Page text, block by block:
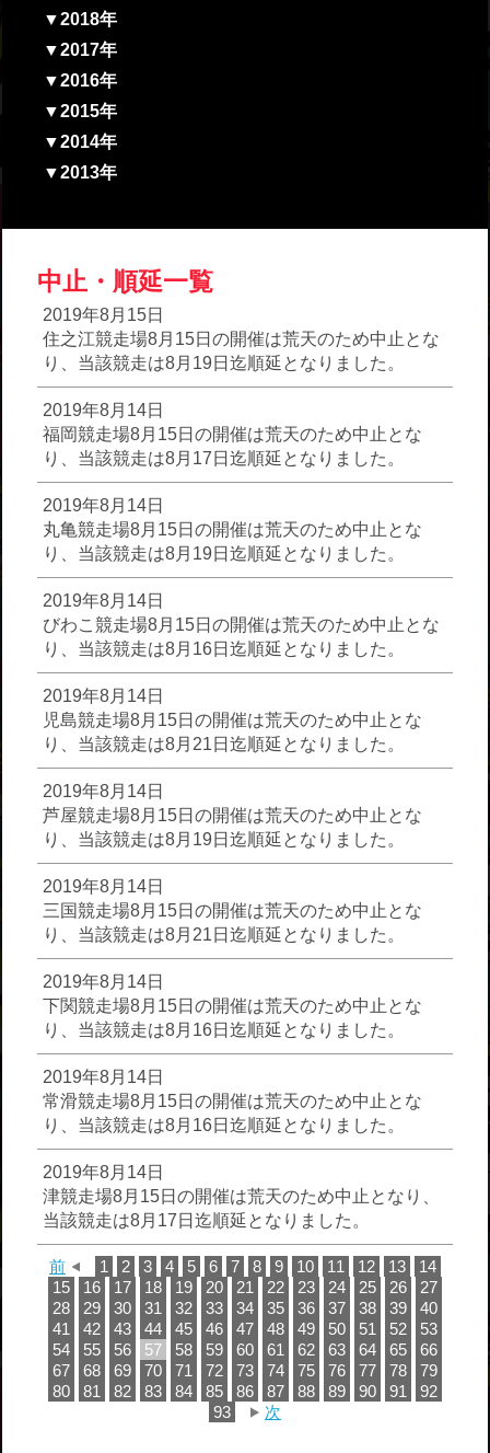
▼2018年
▼2017年
▼2016年
▼2015年
▼2014年
▼2013年
中止・順延一覧
2019年8月15日
住之江競走場8月15日の開催は荒天のため中止とな
り、当該競走は8月19日迄順延となりました。
2019年8月14日
福岡競走場8月15日の開催は荒天のため中止とな
り、当該競走は8月17日迄順延となりました。
2019年8月14日
丸亀競走場8月15日の開催は荒天のため中止とな
り、当該競走は8月19日迄順延となりました。
2019年8月14日
びわこ競走場8月15日の開催は荒天のため中止とな
り、当該競走は8月16日迄順延となりました。
2019年8月14日
児島競走場8月15日の開催は荒天のため中止とな
り、当該競走は8月21日迄順延となりました。
2019年8月14日
芦屋競走場8月15日の開催は荒天のため中止とな
り、当該競走は8月19日迄順延となりました。
2019年8月14日
三国競走場8月15日の開催は荒天のため中止とな
り、当該競走は8月21日迄順延となりました。
2019年8月14日
下関競走場8月15日の開催は荒天のため中止とな
り、当該競走は8月16日迄順延となりました。
2019年8月14日
常滑競走場8月15日の開催は荒天のため中止とな
り、当該競走は8月16日迄順延となりました。
2019年8月14日
津競走場8月15日の開催は荒天のため中止となり、
当該競走は8月17日迄順延となりました。
前 1 2 3 4 5 6 7 8 9 10 11 12 13
14
15
16 17 18 19 20 21 22 23 24 25 26
27
28
29 30 31 32 33 34 35 36 37 38 39
40
41
42 43 44 45 46 47 48 49 50 51 52
53
54
55 56 57 58 59 60 61 62 63 64 65
66
67
68 69 70 71 72 73 74 75 76 77 78
79
80
81 82 83 84 85 86 87 88 89 90 91
92
93
次